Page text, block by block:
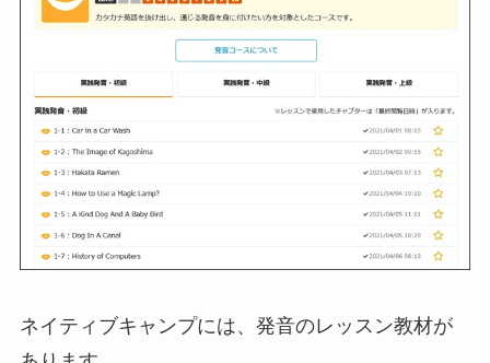
ネイティブキャンプには、発音のレッスン教材が